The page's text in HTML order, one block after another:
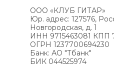
ООО «КЛУБ ГИТАР»
Юр. адрес: 127576,
Новгородская, д. 1
ИНН 9715463081 КПП
ОГРН 1237700694230
Банк: АО "Тбанк"
БИК 044525974